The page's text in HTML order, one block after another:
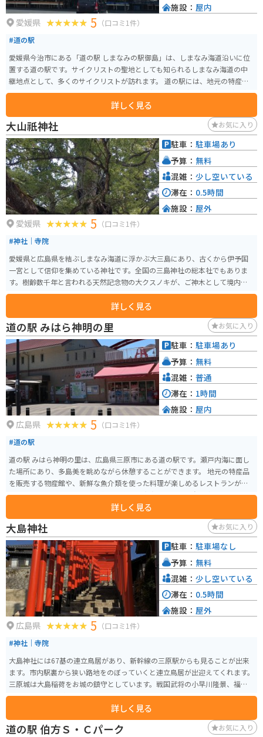
愛媛県 5 （口コミ1件）
#道の駅
愛媛県今治市にある「道の駅 しまなみの駅御島」は、しまなみ海道沿いに位
置する道の駅です。サイクリストの聖地としても知られるしまなみ海道の中
継地点として、多くのサイクリストが訪れます。 道の駅には、地元の特産品
を販売する売店やレストランがあり、愛媛の新鮮な魚介類や柑橘類などを楽
しむことができます。また、レンタサイクルのサービスもあり、しまなみ海
道を自転車で観光することもおすすめです。 バイクで訪れる場合、道の駅に
は広い駐車場が完備されているので安心です。しまなみ海道の絶景を眺めな
がらのツーリングは、忘れられない思い出になるでしょう。 名産品として
は、愛媛県産の柑橘類を使ったジュースやジャム、地元で獲れた魚介類を使
った加工品などが人気です。道の駅のレストランでは、来島海峡で獲れた鯛
を使った鯛めしや、新鮮な魚介類を使った海鮮丼などが味わえます。
詳しく見る
施設： 屋内
大山祇神社 お気に入り
愛媛県 5 （口コミ1件）
#神社｜寺院
愛媛県と広島県を結ぶしまなみ海道に浮かぶ大三島にあり、古くから伊予国
一宮として信仰を集めている神社です。全国の三島神社の総本社でもありま
す。樹齢数千年と言われる天然記念物の大クスノキが、ご神木として境内に
祀られています。
詳しく見る
駐車： 駐車場あり
予算： 無料
混雑： 少し空いている
滞在： 0.5時間
施設： 屋外
道の駅 みはら神明の里 お気に入り
広島県 5 （口コミ1件）
#道の駅
道の駅 みはら神明の里は、広島県三原市にある道の駅です。瀬戸内海に面し
た場所にあり、多島美を眺めながら休憩することができます。 地元の特産品
を販売する物産館や、新鮮な魚介類を使った料理が楽しめるレストランがあ
ります。また、サイクリスト向けの施設も充実しており、自転車ラックや空
気入れ、工具の貸出しなども行っています。しまなみ海道のサイクリングロ
ードからも近く、サイクリストの休憩スポットとしても人気です。 三原市
は、タコが有名です。道の駅 みはら神明の里でも、タコを使った様々な料理
を楽しむことができます。新鮮なタコを使ったお刺身や、サクッとした食感
が美味しい唐揚げなど、ぜひ味わってみてください。
詳しく見る
駐車： 駐車場あり
予算： 無料
混雑： 普通
滞在： 1時間
施設： 屋内
大島神社 お気に入り
広島県 5 （口コミ1件）
#神社｜寺院
大島神社には67基の連立鳥居があり、新幹線の三原駅からも見ることが出来
ます。市内駅裏から狭い路地をのぼっていくと連立鳥居が出迎えてくれます。
三原城は大島稲荷をお城の鎮守としています。戦国武将の小早川隆景、福島
正則とも関わりがあります。連立鳥居はインスタ映えスポットとして話題に
詳しく見る
駐車： 駐車場なし
予算： 無料
混雑： 少し空いている
滞在： 0.5時間
施設： 屋外
道の駅 伯方Ｓ・Ｃパーク お気に入り